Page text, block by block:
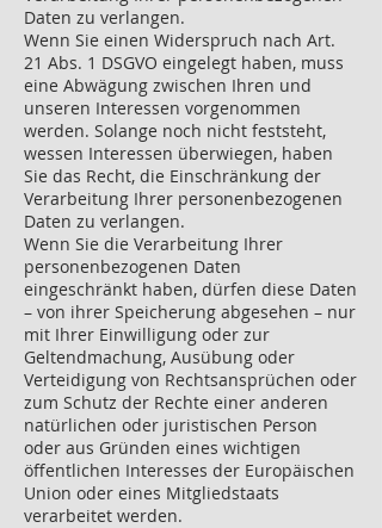
Daten zu verlangen.
Wenn Sie einen Widerspruch nach Art.
21 Abs. 1 DSGVO eingelegt haben, muss
eine Abwägung zwischen Ihren und
unseren Interessen vorgenommen
werden. Solange noch nicht feststeht,
wessen Interessen überwiegen, haben
Sie das Recht, die Einschränkung der
Verarbeitung Ihrer personenbezogenen
Daten zu verlangen.
Wenn Sie die Verarbeitung Ihrer
personenbezogenen Daten
eingeschränkt haben, dürfen diese Daten
– von ihrer Speicherung abgesehen – nur
mit Ihrer Einwilligung oder zur
Geltendmachung, Ausübung oder
Verteidigung von Rechtsansprüchen oder
zum Schutz der Rechte einer anderen
natürlichen oder juristischen Person
oder aus Gründen eines wichtigen
öffentlichen Interesses der Europäischen
Union oder eines Mitgliedstaats
verarbeitet werden.